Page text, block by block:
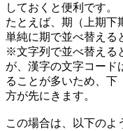
しておくと便利です。
たとえば、期（上期下
単純に期で並べ替える
※文字列で並べ替える
が、漢字の文字コード
ることが多いため、下
方が先にきます。
この場合は、以下のよ